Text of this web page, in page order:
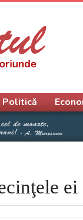
ei
Politică